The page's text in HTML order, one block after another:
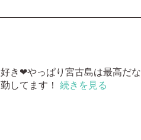
き❤やっぱり宮古島は最高だな
してます！
続きを見る